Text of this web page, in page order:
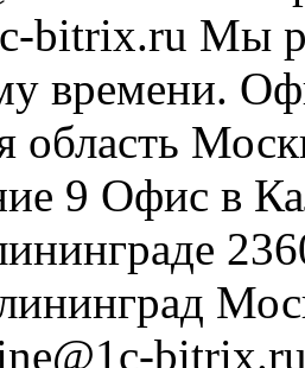
bitrix.ru Мы
времени.
область
9 Офис в